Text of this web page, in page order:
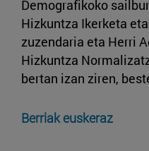
Demografikoko
Hizkuntza Ikerketa
zuzendaria eta Herri
Hizkuntza
bertan izan ziren,
Berriak euskeraz